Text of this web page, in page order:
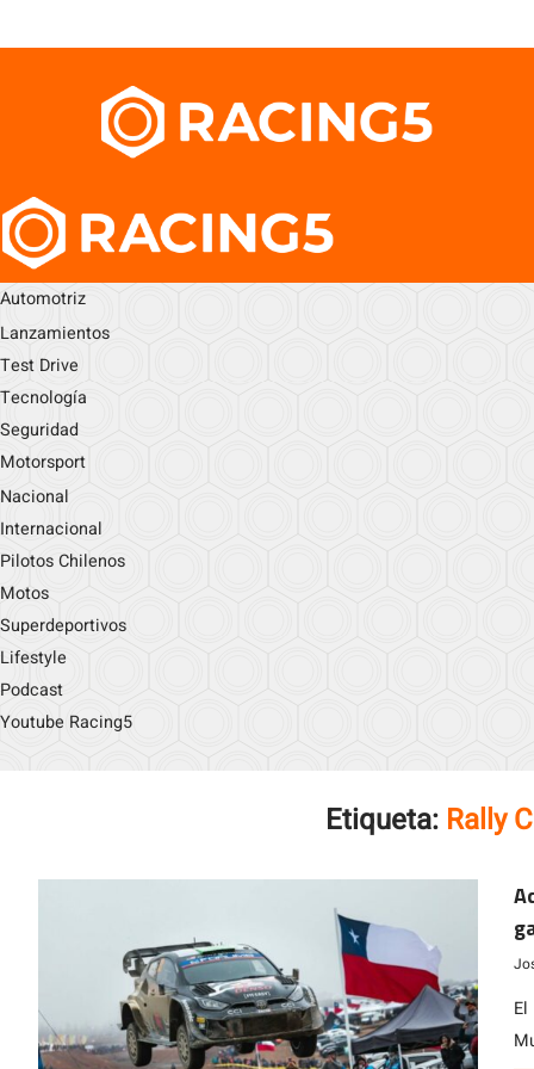
Automotriz
Lanzamientos
Test Drive
Tecnología
Seguridad
Motorsport
Nacional
Internacional
Pilotos Chilenos
Motos
Superdeportivos
Lifestyle
Podcast
Youtube Racing5
Etiqueta: Rally